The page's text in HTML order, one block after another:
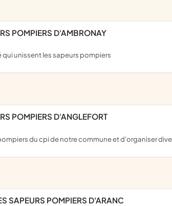
POMPIERS D'AMBRONAY
qui unissent les sapeurs pompiers
POMPIERS D'ANGLEFORT
du cpi de notre commune et d'organiser
SAPEURS POMPIERS D'ARANC